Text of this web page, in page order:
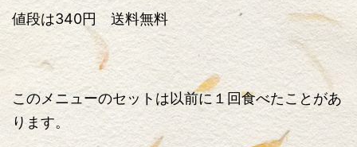
値段は340円 送料無料
このメニューのセットは以前に１回食べたことがあ
ります。